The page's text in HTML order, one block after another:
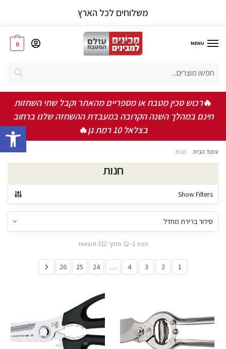
משלוחים לכל הארץ
MENU
חיפוש
0
🔥רכוש סכין מטבח או מספריים מהאתר וקבל שתי השחזות
חינם במהלך השנה הקרובה במעבדת ההשחזה שלנו ברחוב
בצלאל 10 רמת גן
🔥
עמוד הבית חנות
חנות
Show Filters
מציג 1–12 מתוך 312 תוצאות
1
2
3
4
…
24
25
26